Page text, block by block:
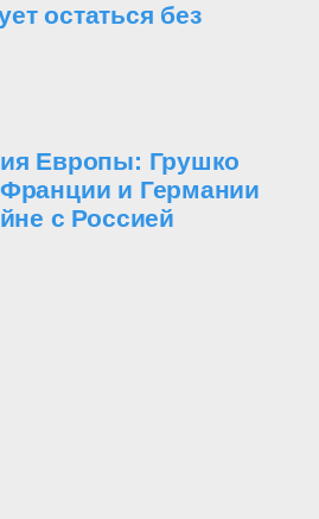
остаться без
Европы: Грушко
и Германии
с Россией